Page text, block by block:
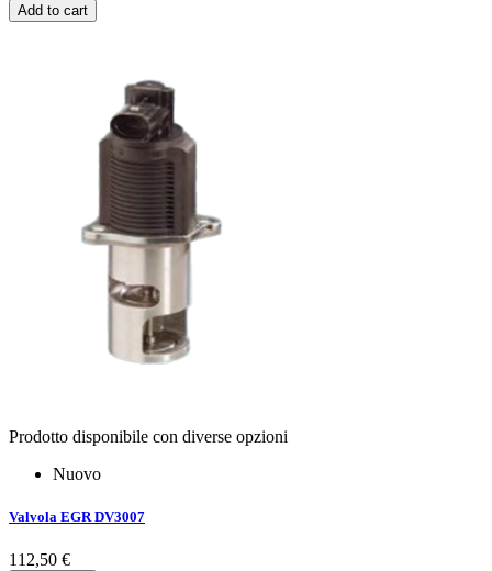
Add to cart
Prodotto disponibile con diverse opzioni
Nuovo
Valvola EGR DV3007
112,50 €